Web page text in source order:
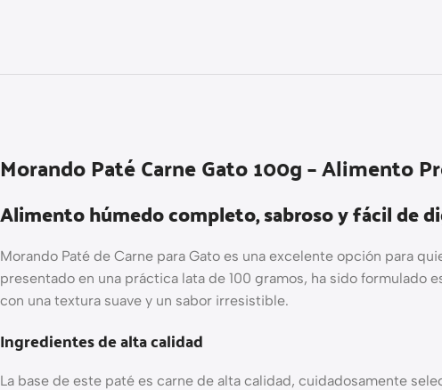
Morando Paté Carne Gato 100g – Alimento
Alimento húmedo completo, sabroso y fácil de
Morando Paté de Carne para Gato es una excelente opción para
presentado en una práctica lata de 100 gramos, ha sido
con una textura suave y un sabor irresistible.
Ingredientes de alta calidad
La base de este paté es carne de alta calidad, cuidadosamente